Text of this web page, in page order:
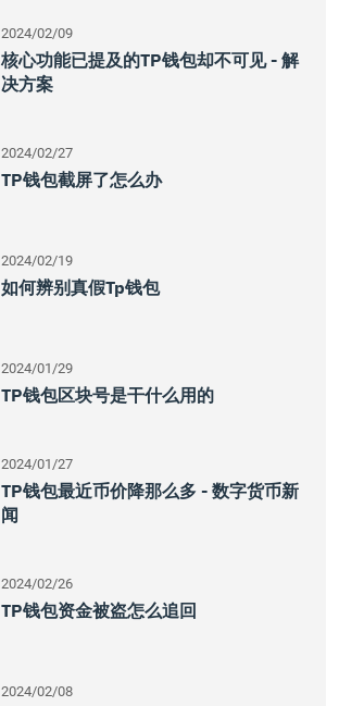
2024/02/09
核心功能已提及的TP钱包却不可见 - 解
决方案
2024/02/27
TP钱包截屏了怎么办
2024/02/19
如何辨别真假tp钱包
2024/01/29
TP钱包区块号是干什么用的
2024/01/27
TP钱包最近币价降那么多 - 数字货币新
闻
2024/02/26
TP钱包资金被盗怎么追回
2024/02/08